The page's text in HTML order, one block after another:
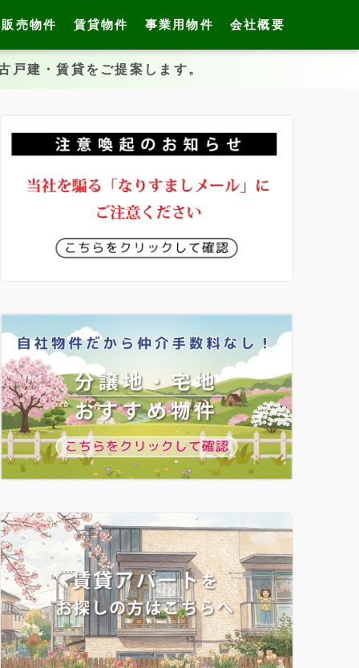
販売物件 賃貸物件 事業用物件 会社概要
戸建・賃貸をご提案します。